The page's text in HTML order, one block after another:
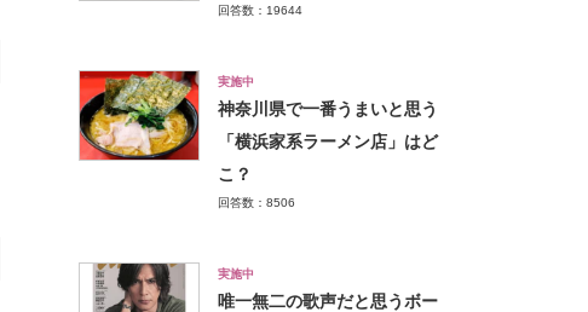
回答数：19644
実施中
神奈川県で一番うまいと思う
「横浜家系ラーメン店」はど
こ？
回答数：8506
実施中
唯一無二の歌声だと思うボー